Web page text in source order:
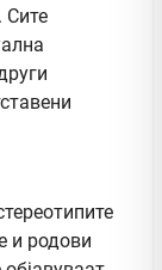
Сите
и родови